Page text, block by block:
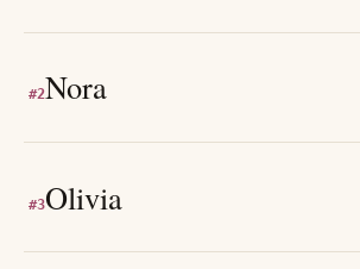
#2Nora
#3Olivia